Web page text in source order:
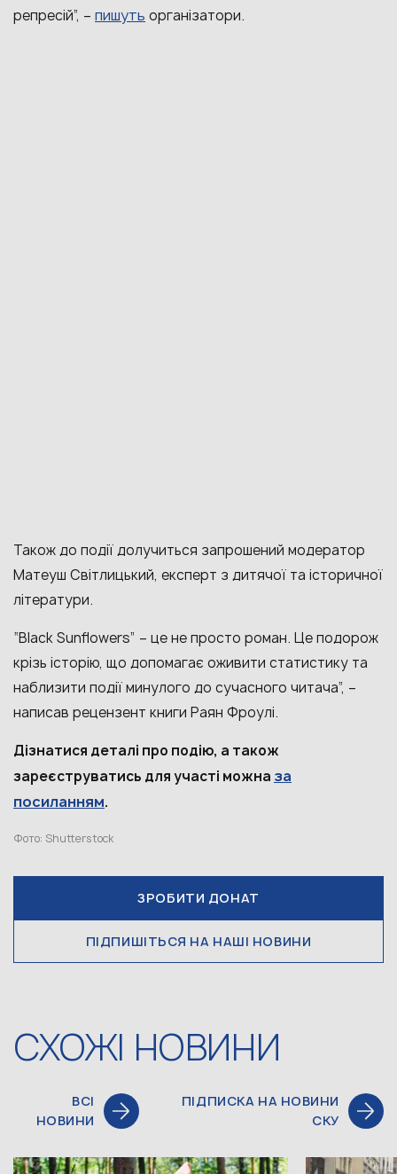
репресій”, – пишуть організатори.
Також до події долучиться запрошений модератор
Матеуш Світлицький, експерт з дитячої та історичної
літератури.
“Black Sunflowers” – це не просто роман. Це подорож
крізь історію, що допомагає оживити статистику та
наблизити події минулого до сучасного читача”, –
написав рецензент книги Раян Фроулі.
Дізнатися деталі про подію, а також
зареєструватись для участі можна за
посиланням.
Фото: Shutterstock
ЗРОБИТИ ДОНАТ
ПІДПИШІТЬСЯ НА НАШІ НОВИНИ
СХОЖІ НОВИНИ
ВСІ
НОВИНИ
ПІДПИСКА НА НОВИНИ
СКУ